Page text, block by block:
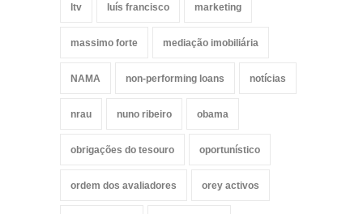
ltv luís francisco marketing
massimo forte mediação imobiliária
NAMA non-performing loans notícias
nrau nuno ribeiro obama
obrigações do tesouro oportunístico
ordem dos avaliadores orey activos